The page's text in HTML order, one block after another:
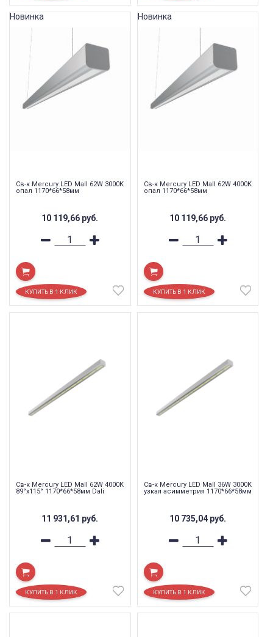
Св-к Mercury LED Mall 62W 3000К
опал 1170*66*58мм
10 119,66 руб.
Новинка
Св-к Mercury LED Mall 62W 4000К
опал 1170*66*58мм
10 119,66 руб.
Новинка
Св-к Mercury LED Mall 62W 4000К
89°x115° 1170*66*58мм Dali
11 931,61 руб.
Св-к Mercury LED Mall 36W 3000К
узкая асимметрия 1170*66*58мм
10 735,04 руб.